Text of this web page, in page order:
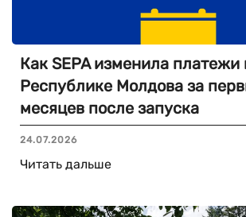
Как SEPA изменила платежи
Республике Молдова за
месяцев после запуска
24.07.2026
Читать дальше